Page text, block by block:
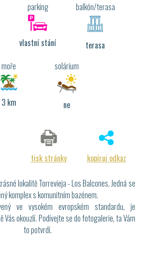
parking
vlastní stání
balkón/terasa
terasa
moře
3 km
solárium
ne
kopíruj odkaz
tisk stránky
lokalitě Torrevieja - Los Balcones. Jedná se
komplex s komunitním bazénem.
ve vysokém evropském standardu, je
Vás okouzlí. Podívejte se do fotogalerie, ta Vám
to potvrdí.